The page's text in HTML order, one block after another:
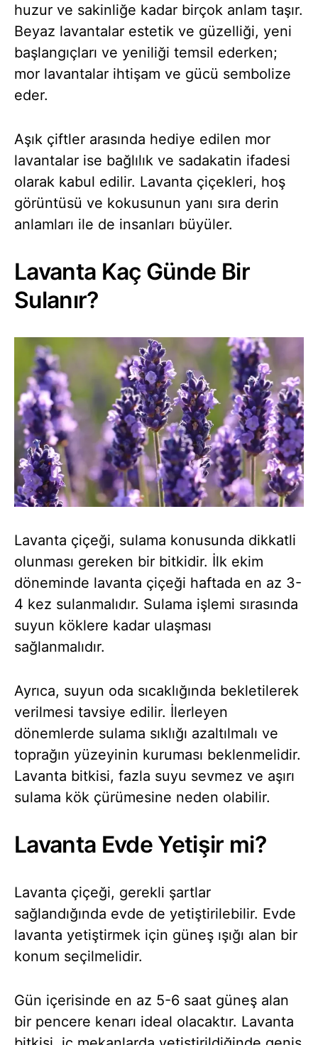
huzur ve sakinliğe kadar birçok anlam taşır.
Beyaz lavantalar estetik ve güzelliği, yeni
başlangıçları ve yeniliği temsil ederken;
mor lavantalar ihtişam ve gücü sembolize
eder.
Aşık çiftler arasında hediye edilen mor
lavantalar ise bağlılık ve sadakatin ifadesi
olarak kabul edilir. Lavanta çiçekleri, hoş
görüntüsü ve kokusunun yanı sıra derin
anlamları ile de insanları büyüler.
Lavanta Kaç Günde Bir
Sulanır?
Lavanta çiçeği, sulama konusunda dikkatli
olunması gereken bir bitkidir. İlk ekim
döneminde lavanta çiçeği haftada en az 3-
4 kez sulanmalıdır. Sulama işlemi sırasında
suyun köklere kadar ulaşması
sağlanmalıdır.
Ayrıca, suyun oda sıcaklığında bekletilerek
verilmesi tavsiye edilir. İlerleyen
dönemlerde sulama sıklığı azaltılmalı ve
toprağın yüzeyinin kuruması beklenmelidir.
Lavanta bitkisi, fazla suyu sevmez ve aşırı
sulama kök çürümesine neden olabilir.
Lavanta Evde Yetişir mi?
Lavanta çiçeği, gerekli şartlar
sağlandığında evde de yetiştirilebilir. Evde
lavanta yetiştirmek için güneş ışığı alan bir
konum seçilmelidir.
Gün içerisinde en az 5-6 saat güneş alan
bir pencere kenarı ideal olacaktır. Lavanta